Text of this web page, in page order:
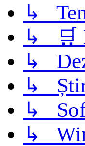
↳
↳ 🛒
↳
↳
↳
↳